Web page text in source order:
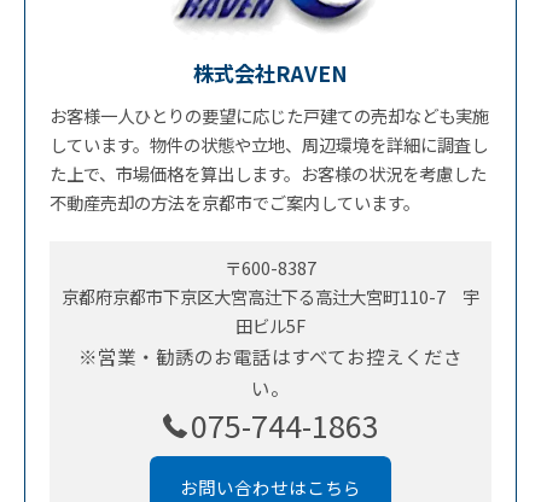
株式会社RAVEN
お客様一人ひとりの要望に応じた戸建ての売却なども実施
しています。物件の状態や立地、周辺環境を詳細に調査し
た上で、市場価格を算出します。お客様の状況を考慮した
不動産売却の方法を京都市でご案内しています。
〒600-8387
京都府京都市下京区大宮高辻下る高辻大宮町110-7 宇
田ビル5F
※営業・勧誘のお電話はすべてお控えくださ
い。
075-744-1863
お問い合わせはこちら